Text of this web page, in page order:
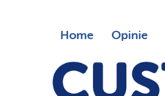
Home Opinie